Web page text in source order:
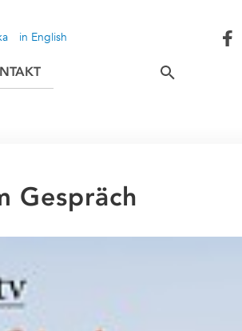
in English
Gespräch